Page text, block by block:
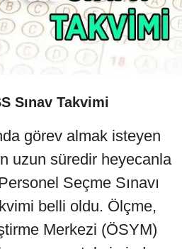
Sınav Takvimi
görev almak isteyen
uzun süredir heyecanla
Seçme Sınavı
belli oldu. Ölçme,
Merkezi (ÖSYM)